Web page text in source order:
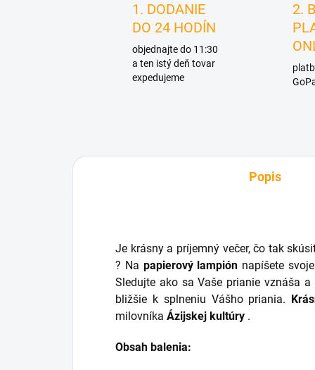
1. DODANIE
DO 24 HODÍN
objednajte do 11:30
a ten istý deň tovar
expedujeme
2.
Popis
Je krásny a príjemný večer, čo tak
? Na papierový lampión napíšete
Sledujte ako sa Vaše prianie vznáša
bližšie k splneniu Vášho priania.
milovníka Ázijskej kultúry .
Obsah balenia: